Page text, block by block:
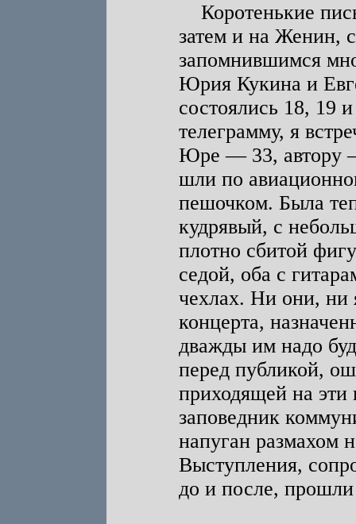
Коротенькие
затем и на Женин,
запомнившимся
Юрия Кукина и
состоялись 18, 19
телеграмму, я
Юре — 33, автору
шли по
пешочком. Была
кудрявый, с
плотно сбитой
седой, оба с
чехлах. Ни они, ни
концерта,
дважды им надо
перед публикой,
приходящей на эти
заповедник
напуган размахом
Выступления,
до и после, прошли